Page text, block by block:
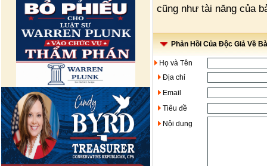
cũng như tài năng của
Phản Hồi Của Độc Giả Về
Họ và Tên
Địa chỉ
Email
Tiêu đề
Nội dung